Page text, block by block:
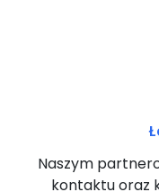
Naszym
kontaktu oraz